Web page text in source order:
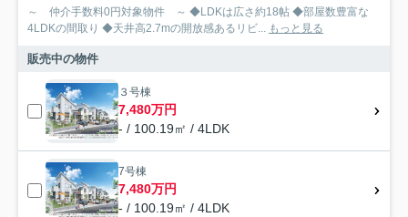
～ 仲介手数料0円対象物件 ～ ◆LDKは広さ約18帖 ◆部屋数豊富な
4LDKの間取り ◆天井高2.7mの開放感あるリビ... もっと見る
販売中の物件
３号棟
7,480万円
- / 100.19㎡ / 4LDK
7号棟
7,480万円
- / 100.19㎡ / 4LDK